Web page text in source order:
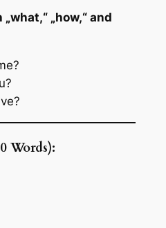
„how,“ and
Words):